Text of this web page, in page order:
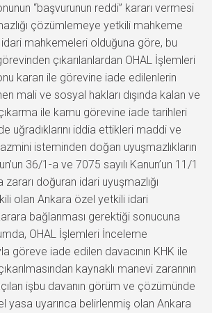
“başvurunun reddi” kararı vermesi
çözümlemeye yetkili mahkeme
mahkemeleri olduğuna göre, bu
çıkarılanlardan OHAL İşlemleri
kararı ile görevine iade edilenlerin
mali ve sosyal hakları dışında kalan ve
ile kamu görevine iade tarihleri
uğradıklarını iddia ettikleri maddi ve
isteminden doğan uyuşmazlıkların
36/1-a ve 7075 sayılı Kanun’un 11/1
doğuran idari uyuşmazlığı
olan Ankara özel yetkili idari
bağlanması gerektiği sonucuna
OHAL İşlemleri İnceleme
göreve iade edilen davacının KHK ile
kaynaklı manevi zararının
işbu davanın görüm ve çözümünde
yasa uyarınca belirlenmiş olan Ankara